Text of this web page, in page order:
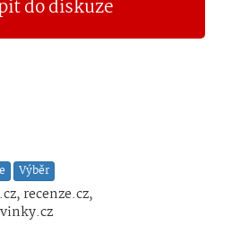
do diskuze
Výběr
recenze.cz,